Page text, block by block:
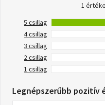
1
5 csillag
4 csillag
3 csillag
2 csillag
1 csillag
Legnépszerűbb pozitív